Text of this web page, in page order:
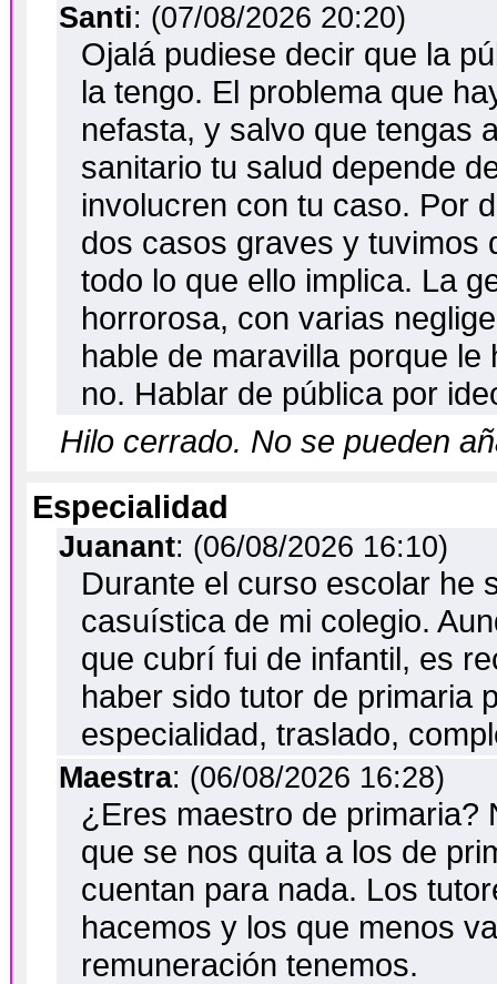
Santi: (07/08/2026 20:20)
Ojalá pudiese decir que la
la tengo. El problema que
nefasta, y salvo que tengas
sanitario tu salud depende
involucren con tu caso. Por
dos casos graves y tuvimos
todo lo que ello implica. La
horrorosa, con varias
hable de maravilla porque
no. Hablar de pública por
Hilo cerrado. No se pueden
Especialidad
Juanant: (06/08/2026 16:10)
Durante el curso escolar he
casuística de mi colegio.
que cubrí fui de infantil, es
haber sido tutor de primaria
especialidad, traslado,
Maestra: (06/08/2026 16:28)
¿Eres maestro de primaria?
que se nos quita a los de
cuentan para nada. Los
hacemos y los que menos
remuneración tenemos.